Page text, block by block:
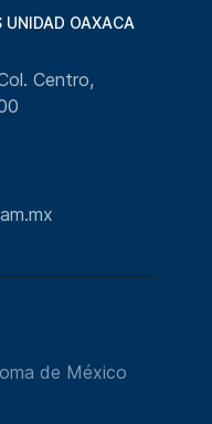
OAXACA
Centro,
de México